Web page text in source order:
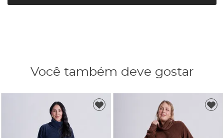
Você também deve gostar